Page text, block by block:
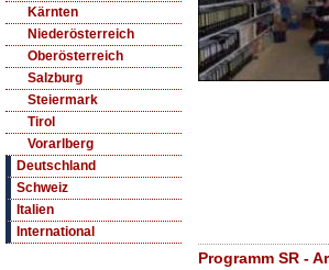
Kärnten
Niederösterreich
Oberösterreich
Salzburg
Steiermark
Tirol
Vorarlberg
Deutschland
Schweiz
Italien
International
Programm SR -